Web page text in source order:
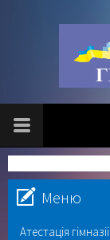
Меню
Атестація гімназії